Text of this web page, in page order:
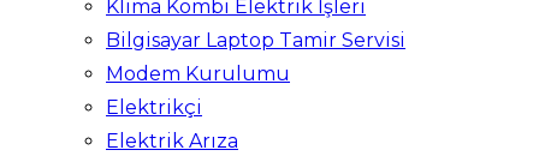
Klima Kombi Elektrik İşleri
Bilgisayar Laptop Tamir Servisi
Modem Kurulumu
Elektrikçi
Elektrik Arıza